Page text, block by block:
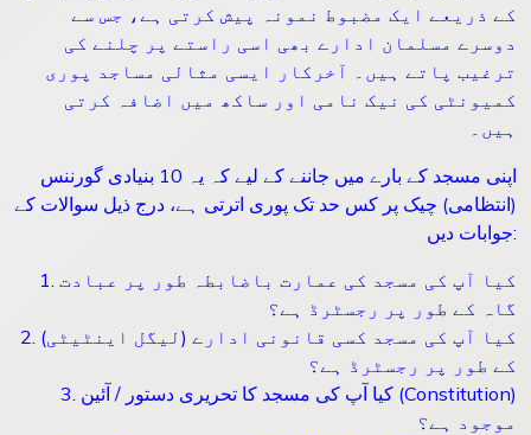
کے ذریعے ایک مضبوط نمونہ پیش کرتی ہے، جس سے
دوسرے مسلمان ادارے بھی اسی راستے پر چلنے کی
ترغیب پاتے ہیں۔ آخرکار ایسی مثالی مساجد پوری
کمیونٹی کی نیک نامی اور ساکھ میں اضافہ کرتی
ہیں۔
اپنی مسجد کے بارے میں جاننے کے لیے کہ یہ 10 بنیادی گورننس
(انتظامی) چیک پر کس حد تک پوری اترتی ہے، درج ذیل سوالات کے
جوابات دیں:
1. کیا آپ کی مسجد کی عمارت باضابطہ طور پر عبادت
گاہ کے طور پر رجسٹرڈ ہے؟
2. کیا آپ کی مسجد کسی قانونی ادارے (لیگل اینٹیٹی)
کے طور پر رجسٹرڈ ہے؟
3. کیا آپ کی مسجد کا تحریری دستور / آئین (Constitution)
موجود ہے؟